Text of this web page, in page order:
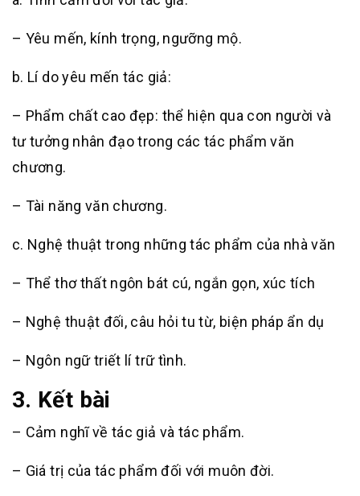
– Yêu mến, kính trọng, ngưỡng mộ.
b. Lí do yêu mến tác giả:
– Phẩm chất cao đẹp: thể hiện qua con người và
tư tưởng nhân đạo trong các tác phẩm văn
chương.
– Tài năng văn chương.
c. Nghệ thuật trong những tác phẩm của nhà văn
– Thể thơ thất ngôn bát cú, ngắn gọn, xúc tích
– Nghệ thuật đối, câu hỏi tu từ, biện pháp ẩn dụ
– Ngôn ngữ triết lí trữ tình.
3. Kết bài
– Cảm nghĩ về tác giả và tác phẩm.
– Giá trị của tác phẩm đối với muôn đời.